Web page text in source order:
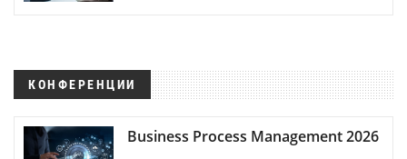
КОНФЕРЕНЦИИ
Business Process Management 2026